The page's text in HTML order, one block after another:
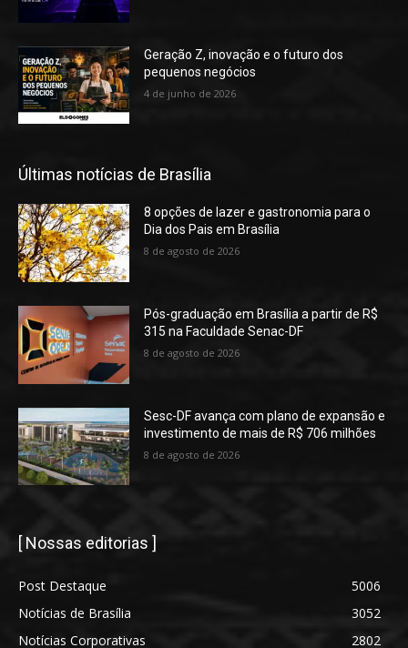
Geração Z, inovação e o futuro dos
pequenos negócios
4 de junho de 2026
Últimas notícias de Brasília
8 opções de lazer e gastronomia para o
Dia dos Pais em Brasília
8 de agosto de 2026
Pós-graduação em Brasília a partir de R$
315 na Faculdade Senac-DF
8 de agosto de 2026
Sesc-DF avança com plano de expansão e
investimento de mais de R$ 706 milhões
8 de agosto de 2026
[ Nossas editorias ]
Post Destaque
5006
Notícias de Brasília
3052
Notícias Corporativas
2802